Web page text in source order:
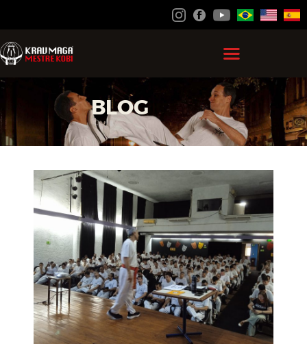
BLOG
HOME
GRÃO MESTRE KOBI
KRAV MAGA
FEDERAÇÃO
ACADEMIAS
CONTATO
ÁREA DO ALUNO